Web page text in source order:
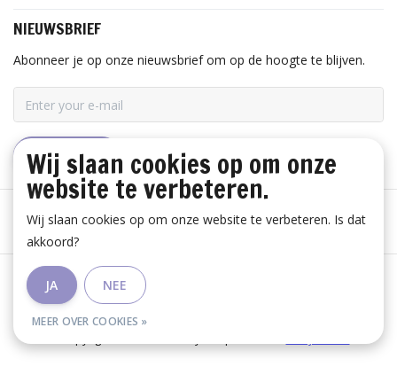
NIEUWSBRIEF
Abonneer je op onze nieuwsbrief om op de hoogte te blijven.
ABONNEER
Algemene voorwaarden
Wij slaan cookies op om onze
website te verbeteren.
Wij slaan cookies op om onze website te verbeteren. Is dat
akkoord?
JA NEE
MEER OVER COOKIES »